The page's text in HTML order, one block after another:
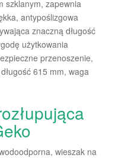
szklanym, zapewnia
antypoślizgowa
znaczną długość
użytkowania
przenoszenie,
615 mm, waga
wieszak na